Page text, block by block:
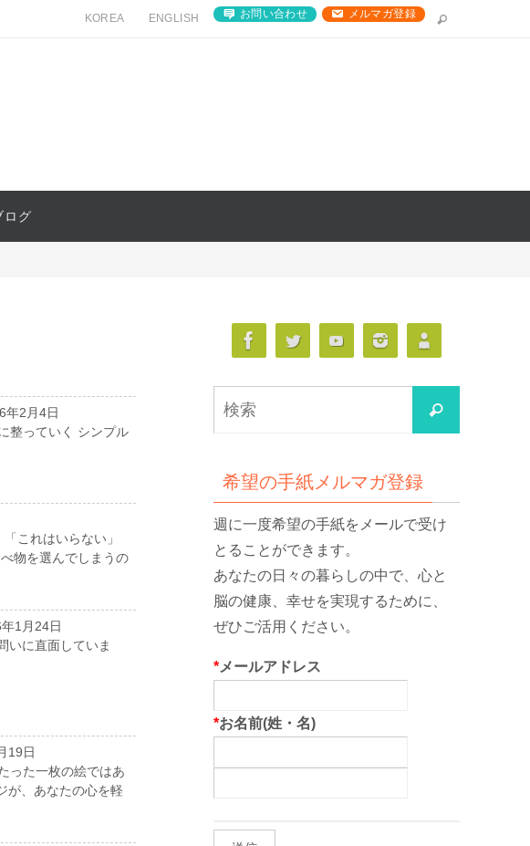
KOREA ENGLISH お問い合わせ メルマガ登録
ログ
年2月4日
整っていく シンプル
これはいらない」
物を選んでしまうの
1月24日
いに直面していま
19日
った一枚の絵ではあ
が、あなたの心を軽
検
索
希望の手紙メルマガ登録
週に一度希望の手紙をメールで受け
とることができます。
あなたの日々の暮らしの中で、心と
脳の健康、幸せを実現するために、
ぜひご活用ください。
*メールアドレス
*お名前(姓・名)